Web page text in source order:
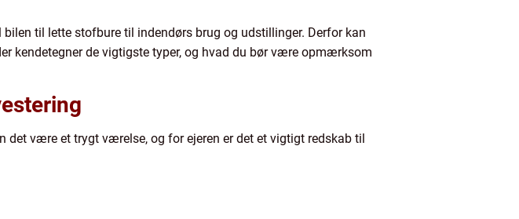
til lette stofbure til indendørs brug og udstillinger. Derfor kan
kendetegner de vigtigste typer, og hvad du bør være opmærksom
det være et trygt værelse, og for ejeren er det et vigtigt redskab til